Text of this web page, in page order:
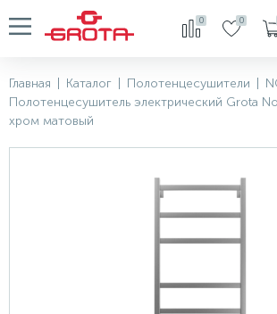
0 0
Главная Каталог Полотенцесушители
Полотенцесушитель электрический Grota
хром матовый